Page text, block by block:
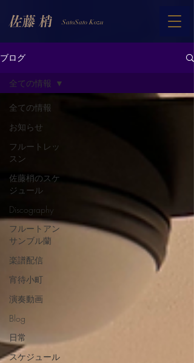
SatoSato Kozu
ブログ
全ての情報
お知らせ
フルートレッ
スン
佐藤梢のスケ
ジュール
Discography
フルートアン
サンブル蘭
楽譜配信
宵待小町
演奏動画
Blog
日常
スケジュール
全ての情報